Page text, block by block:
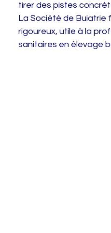
tirer des pistes
La Société de Buiatrie
rigoureux, utile à la
sanitaires en élevage